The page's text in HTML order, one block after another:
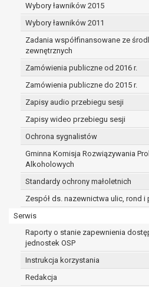
Wybory ławników 2015
Wybory ławników 2011
Zadania współfinansowane ze
zewnętrznych
Zamówienia publiczne od 2016 r.
Zamówienia publiczne do 2015 r.
Zapisy audio przebiegu sesji
Zapisy wideo przebiegu sesji
Ochrona sygnalistów
Gminna Komisja Rozwiązywania
Alkoholowych
Standardy ochrony małoletnich
Zespół ds. nazewnictwa ulic, rond i
Serwis
Raporty o stanie zapewnienia
jednostek OSP
Instrukcja korzystania
Redakcja